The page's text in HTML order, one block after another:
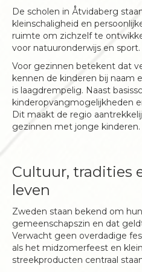
De scholen in Åtvidaberg
kleinschaligheid en
ruimte om zichzelf te
voor natuuronderwijs en sport.
Voor gezinnen betekent dat
kennen de kinderen bij naam
is laagdrempelig. Naast
kinderopvangmogelijkheden
Dit maakt de regio
gezinnen met jonge kinderen.
Cultuur, tradities
leven
Zweden staan bekend om
gemeenschapszin en dat
Verwacht geen overdadige
als het midzomerfeest en
streekproducten centraal